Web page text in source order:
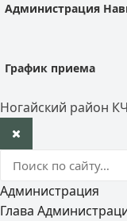
Администрация
График приема
Ногайский район
Администрация
Глава